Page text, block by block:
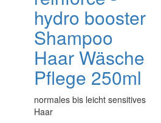
hydro booster
Shampoo
Haar Wäsche
Pflege 250ml
normales bis leicht sensitives
Haar